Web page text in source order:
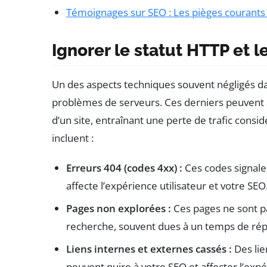
Témoignages sur SEO : Les pièges
Ignorer le statut HTTP et
Un des aspects techniques souvent négligés
problèmes de serveurs. Ces derniers
d’un site, entraînant une perte de trafic
incluent :
Erreurs 404 (codes 4xx) : Ces codes
affecte l’expérience utilisateur et votre
Pages non explorées : Ces pages ne sont
recherche, souvent dues à un temps de
Liens internes et externes cassés : Des